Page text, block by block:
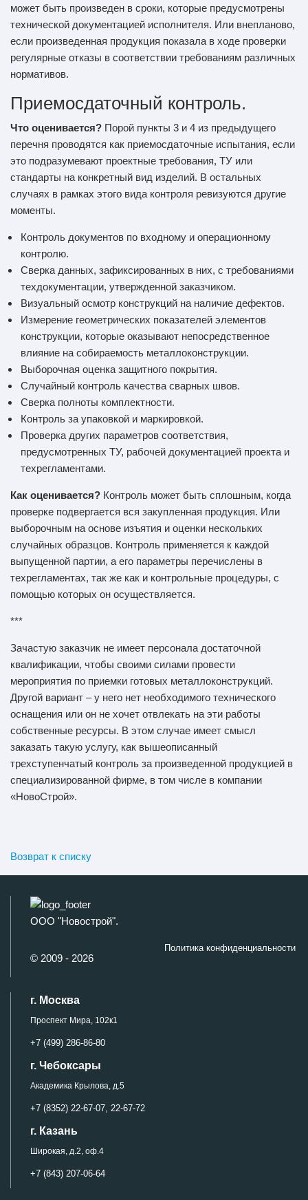
может быть произведен в сроки, которые предусмотрены
технической документацией исполнителя. Или внепланово,
если произведенная продукция показала в ходе проверки
регулярные отказы в соответствии требованиям различных
нормативов.
Приемосдаточный контроль.
Что оценивается? Порой пункты 3 и 4 из предыдущего
перечня проводятся как приемосдаточные испытания, если
это подразумевают проектные требования, ТУ или
стандарты на конкретный вид изделий. В остальных
случаях в рамках этого вида контроля ревизуются другие
моменты.
Контроль документов по входному и операционному
контролю.
Сверка данных, зафиксированных в них, с требованиями
техдокументации, утвержденной заказчиком.
Визуальный осмотр конструкций на наличие дефектов.
Измерение геометрических показателей элементов
конструкции, которые оказывают непосредственное
влияние на собираемость металлоконструкции.
Выборочная оценка защитного покрытия.
Случайный контроль качества сварных швов.
Сверка полноты комплектности.
Контроль за упаковкой и маркировкой.
Проверка других параметров соответствия,
предусмотренных ТУ, рабочей документацией проекта и
техрегламентами.
Как оценивается? Контроль может быть сплошным, когда
проверке подвергается вся закупленная продукция. Или
выборочным на основе изъятия и оценки нескольких
случайных образцов. Контроль применяется к каждой
выпущенной партии, а его параметры перечислены в
техрегламентах, так же как и контрольные процедуры, с
помощью которых он осуществляется.
***
Зачастую заказчик не имеет персонала достаточной
квалификации, чтобы своими силами провести
мероприятия по приемки готовых металлоконструкций.
Другой вариант – у него нет необходимого технического
оснащения или он не хочет отвлекать на эти работы
собственные ресурсы. В этом случае имеет смысл
заказать такую услугу, как вышеописанный
трехступенчатый контроль за произведенной продукцией в
специализированной фирме, в том числе в компании
«НовоСтрой».
Возврат к списку
ООО "Новострой".
© 2009 - 2026
Политика конфиденциальности
г. Москва
Проспект Мира, 102к1
+7 (499) 286-86-80
г. Чебоксары
Академика Крылова, д.5
+7 (8352) 22-67-07, 22-67-72
г. Казань
Широкая, д.2, оф.4
+7 (843) 207-06-64